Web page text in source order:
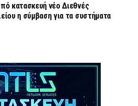
κατασκευή νέο Διεθνές
η σύμβαση για τα συστήματα